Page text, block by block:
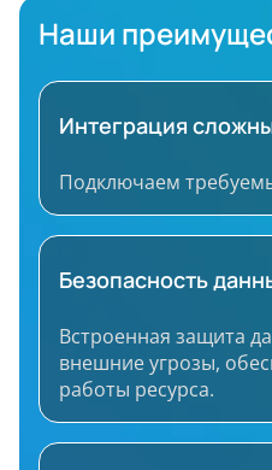
Наши
Интеграция
Подключаем
Безопасность
Встроенная защита
внешние угрозы,
работы ресурса.